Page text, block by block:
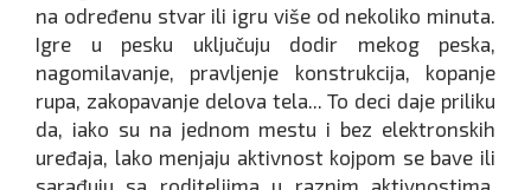
na određenu stvar ili igru više od nekoliko minuta.
Igre u pesku uključuju dodir mekog peska,
nagomilavanje, pravljenje konstrukcija, kopanje
rupa, zakopavanje delova tela... To deci daje priliku
da, iako su na jednom mestu i bez elektronskih
uređaja, lako menjaju aktivnost kojpom se bave ili
sarađuju sa roditeljima u raznim aktivnostima.